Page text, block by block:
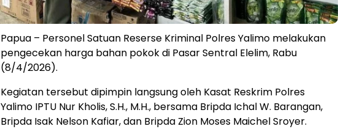
Papua – Personel Satuan Reserse Kriminal Polres Yalimo melakukan
pengecekan harga bahan pokok di Pasar Sentral Elelim, Rabu
(8/4/2026).
Kegiatan tersebut dipimpin langsung oleh Kasat Reskrim Polres
Yalimo IPTU Nur Kholis, S.H., M.H., bersama Bripda Ichal W. Barangan,
Bripda Isak Nelson Kafiar, dan Bripda Zion Moses Maichel Sroyer.